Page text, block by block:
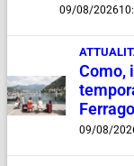
09/08/2026
Como,
09/08/